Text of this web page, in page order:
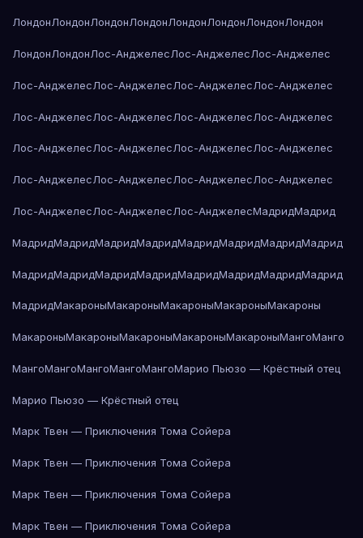
ЛондонЛондонЛондонЛондонЛондонЛондонЛондонЛондон
ЛондонЛондонЛос-АнджелесЛос-АнджелесЛос-Анджелес
Лос-АнджелесЛос-АнджелесЛос-АнджелесЛос-Анджелес
Лос-АнджелесЛос-АнджелесЛос-АнджелесЛос-Анджелес
Лос-АнджелесЛос-АнджелесЛос-АнджелесЛос-Анджелес
Лос-АнджелесЛос-АнджелесЛос-АнджелесЛос-Анджелес
Лос-АнджелесЛос-АнджелесЛос-АнджелесМадридМадрид
МадридМадридМадридМадридМадридМадридМадридМадрид
МадридМадридМадридМадридМадридМадридМадридМадрид
МадридМакароныМакароныМакароныМакароныМакароны
МакароныМакароныМакароныМакароныМакароныМангоМанго
МангоМангоМангоМангоМангоМарио Пьюзо — Крёстный отец
Марио Пьюзо — Крёстный отец
Марк Твен — Приключения Тома Сойера
Марк Твен — Приключения Тома Сойера
Марк Твен — Приключения Тома Сойера
Марк Твен — Приключения Тома Сойера